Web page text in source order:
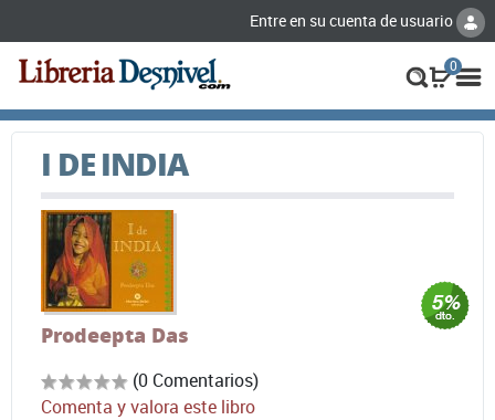
Entre en su cuenta de usuario
0
I DE INDIA
Prodeepta Das
(0 Comentarios)
Comenta y valora este libro